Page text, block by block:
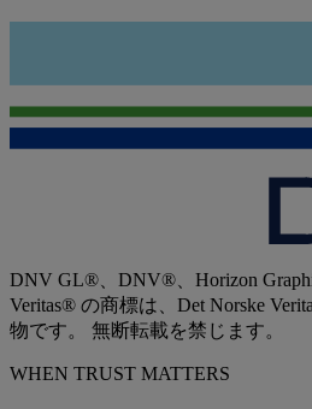
DNV GL®、DNV®、Horizon
Veritas® の商標は、Det Norske
物です。 無断転載を禁じます。
WHEN TRUST MATTERS